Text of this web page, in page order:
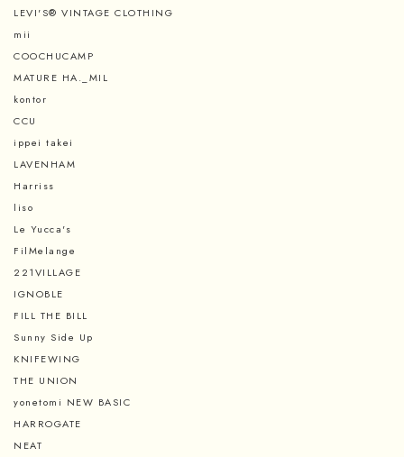
LEVI'S® VINTAGE CLOTHING
mii
COOCHUCAMP
MATURE HA._MIL
kontor
CCU
ippei takei
LAVENHAM
Harriss
liso
Le Yucca's
FilMelange
221VILLAGE
IGNOBLE
FILL THE BILL
Sunny Side Up
KNIFEWING
THE UNION
yonetomi NEW BASIC
HARROGATE
NEAT